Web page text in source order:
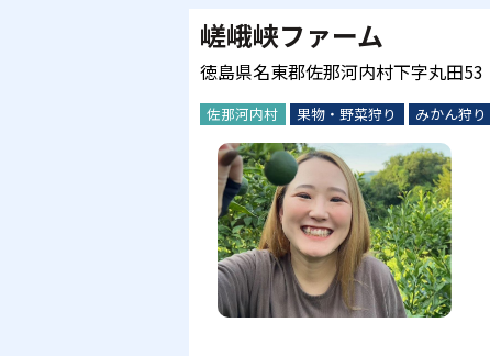
嵯峨峡ファーム
徳島県名東郡佐那河内村下字丸田53
佐那河内村 果物・野菜狩り みかん狩り